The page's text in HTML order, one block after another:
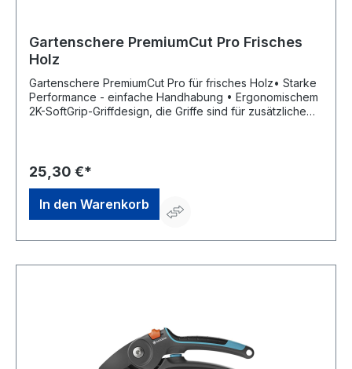
Gartenschere PremiumCut Pro Frisches
Holz
Gartenschere PremiumCut Pro für frisches Holz• Starke
Performance - einfache Handhabung • Ergonomischem
2K-SoftGrip-Griffdesign, die Griffe sind für zusätzliche
Schnitt vermeidet Quetschungen an den Stängeln •
Einhand-Sicherheitsverschluss • Zum Schneiden von
frischem, weichem HolzHersteller: Gardena Deutschland
GmbH, Hans-Lorenser-Str. 40, 89079 Ulm, DE,
+497314900, verkauf@gardena.com
25,30 €*
In den Warenkorb